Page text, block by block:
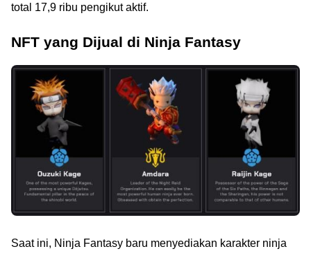
total 17,9 ribu pengikut aktif.
NFT yang Dijual di Ninja Fantasy
Saat ini, Ninja Fantasy baru menyediakan karakter ninja